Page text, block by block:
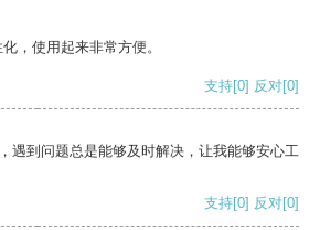
，使用起来非常方便。
支持[0] 反对[0]
遇到问题总是能够及时解决，让我能够安心工
支持[0] 反对[0]